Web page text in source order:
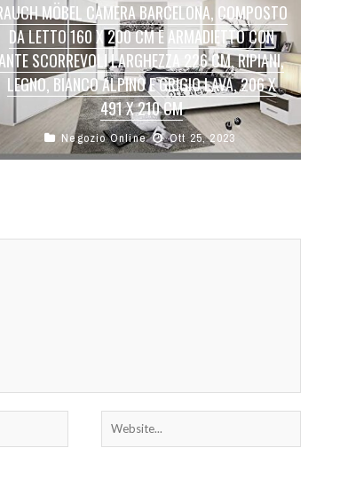
MÖBEL CAMERA BARCELONA, COMPOSTO
DA LETTO 160 X 200 CM E ARMADIETTO CON
SCORREVOLI LARGHEZZA 226 CM, RIPIANI,
LEGNO, BIANCO ALPINO E GRIGIO LAVA, 206 X
491 X 210 CM
Il bianco chiaro è traforato con gusto nei mobili
della camera da letto grazie ai ripiani colorati
Negozio Online Ott 25, 2023